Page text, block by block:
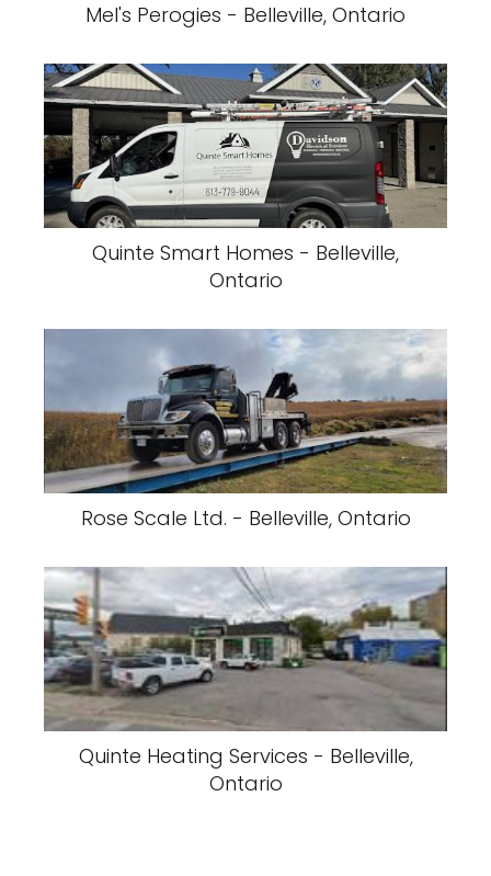
Mel's Perogies - Belleville, Ontario
Quinte Smart Homes - Belleville,
Ontario
Rose Scale Ltd. - Belleville, Ontario
Quinte Heating Services - Belleville,
Ontario